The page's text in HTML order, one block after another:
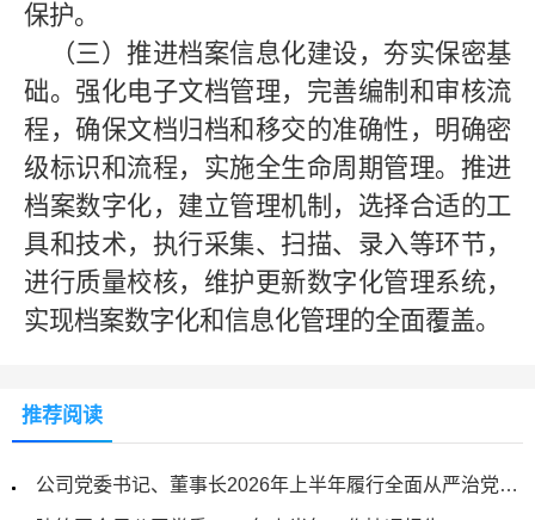
保护。
（三）推进档案信息化建设，夯实保密基
础。 强化电子文档管理，完善编制和审核流
程，确保文档归档和移交的准确性，明确密
级标识和流程，实施全生命周期管理。推进
档案数字化，建立管理机制，选择合适的工
具和技术，执行采集、扫描、录入等环节，
进行质量校核，维护更新数字化管理系统，
实现档案数字化和信息化管理的全面覆盖。
推荐阅读
公司党委书记、董事长2026年上半年履行全面从严治党主体责任和党风廉政建设责任情况报告